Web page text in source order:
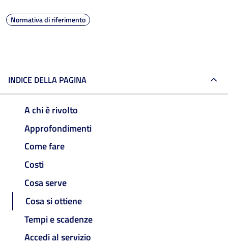
Normativa di riferimento
INDICE DELLA PAGINA
A chi è rivolto
Approfondimenti
Come fare
Costi
Cosa serve
Cosa si ottiene
Tempi e scadenze
Accedi al servizio